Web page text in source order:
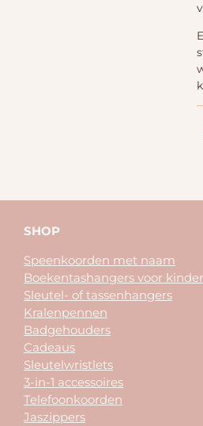
SHOP
Speenkoorden met naam
Boekentashangers voor
Sleutel- of tassenhangers
Kralenpennen
Badgehouders
Cadeaus
Sleutelwristlets
3-in-1 accessoires
Telefoonkoorden
Jaszippers